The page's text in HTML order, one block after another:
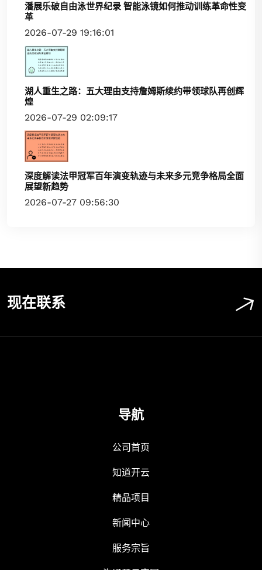
潘展乐破自由泳世界纪录 智能泳镜如何推动训练革命性变
革
2026-07-29 19:16:01
湖人重生之路：五大理由支持詹姆斯续约带领球队再创辉
煌
2026-07-29 02:09:17
深度解读法甲冠军百年演变轨迹与未来多元竞争格局全面
展望新趋势
2026-07-27 09:56:30
现在联系
导航
公司首页
知道开云
精品项目
新闻中心
服务宗旨